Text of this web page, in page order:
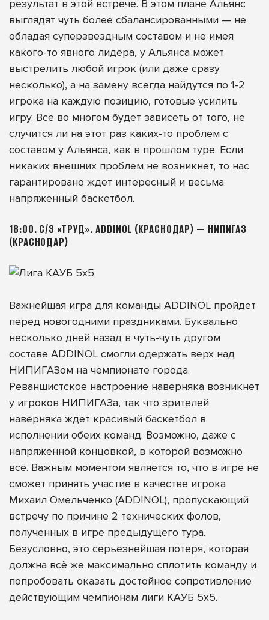
результат в этой встрече. В этом плане Альянс
выглядят чуть более сбалансированными — не
обладая суперзвездным составом и не имея
какого-то явного лидера, у Альянса может
выстрелить любой игрок (или даже сразу
несколько), а на замену всегда найдутся по 1-2
игрока на каждую позицию, готовые усилить
игру. Всё во многом будет зависеть от того, не
случится ли на этот раз каких-то проблем с
составом у Альянса, как в прошлом туре. Если
никаких внешних проблем не возникнет, то нас
гарантировано ждет интересный и весьма
напряженный баскетбол.
18:00. С/З «ТРУД». ADDINOL (КРАСНОДАР) — НИПИГАЗ
(КРАСНОДАР)
Важнейшая игра для команды ADDINOL пройдет
перед новогодними праздниками. Буквально
несколько дней назад в чуть-чуть другом
составе ADDINOL смогли одержать верх над
НИПИГАЗом на чемпионате города.
Реваншистское настроение наверняка возникнет
у игроков НИПИГАЗа, так что зрителей
наверняка ждет красивый баскетбол в
исполнении обеих команд. Возможно, даже с
напряженной концовкой, в которой возможно
всё. Важным моментом является то, что в игре не
сможет принять участие в качестве игрока
Михаил Омельченко (ADDINOL), пропускающий
встречу по причине 2 технических фолов,
полученных в игре предыдущего тура.
Безусловно, это серьезнейшая потеря, которая
должна всё же максимально сплотить команду и
попробовать оказать достойное сопротивление
действующим чемпионам лиги КАУБ 5х5.